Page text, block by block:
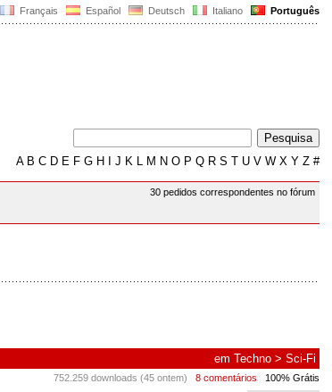
Français Español Deutsch Italiano Português
AB C D E F G H J K L M N O P Q R S T U V W X Y Z #
30 pedidos correspondentes no fórum
em Techno > Sci-Fi
752.259 downloads (45 ontem) 8 comentários 100% Grátis